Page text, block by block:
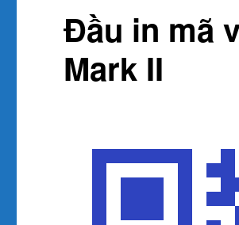
Đầu in mã
Mark II